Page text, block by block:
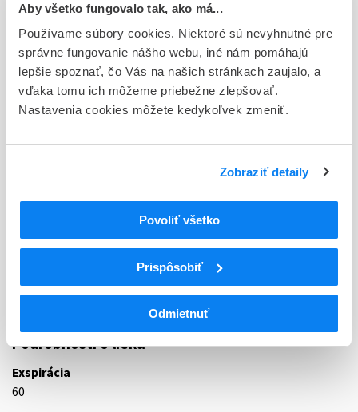
Aby všetko fungovalo tak, ako má...
Používame súbory cookies. Niektoré sú nevyhnutné pre
správne fungovanie nášho webu, iné nám pomáhajú
lepšie spoznať, čo Vás na našich stránkach zaujalo, a
vďaka tomu ich môžeme priebežne zlepšovať.
Nastavenia cookies môžete kedykoľvek zmeniť.
Zobraziť detaily
Povoliť všetko
Prispôsobiť
Odmietnuť
D - Registrácia bez obmedzenia platnosti
Typ registračnej procedúry
Národná
Držiteľ, krajina
Haleon Czech Republic s.r.o., Česká republika
ATC
Centrálna nervová sústava
N02
Analgetiká
Iné analgetiká a antipyretiká
N02BE01
Paracetamol
Podrobnosti o lieku
Exspirácia
60